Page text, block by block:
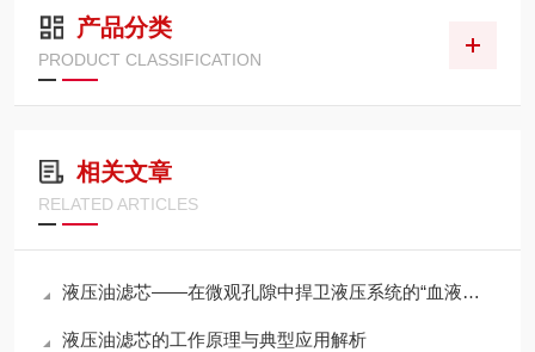
产品分类
PRODUCT CLASSIFICATION
相关文章
RELATED ARTICLES
液压油滤芯——在微观孔隙中捍卫液压系统的“血液纯净”
液压油滤芯的工作原理与典型应用解析